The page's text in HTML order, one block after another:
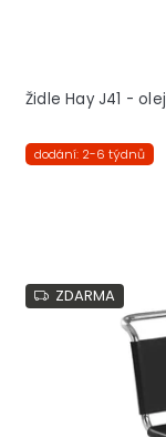
Židle Hay J41 -
dodání: 2-6 týdnů
ZDARMA